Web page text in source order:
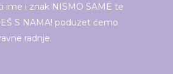
ime i znak NISMO SAME te
S NAMA! poduzet ćemo
radnje.